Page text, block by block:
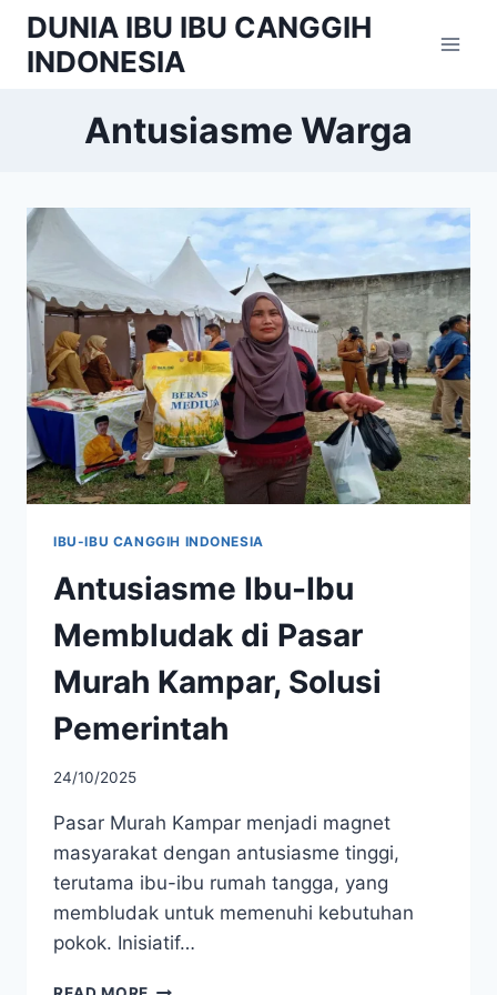
Skip
content
DUNIA IBU IBU CANGGIH
INDONESIA
Antusiasme Warga
IBU-IBU CANGGIH INDONESIA
Antusiasme Ibu-Ibu
Membludak di Pasar
Murah Kampar, Solusi
Pemerintah
24/10/2025
Pasar Murah Kampar menjadi magnet
masyarakat dengan antusiasme tinggi,
terutama ibu-ibu rumah tangga, yang
membludak untuk memenuhi kebutuhan
pokok. Inisiatif…
ANTUSIASME